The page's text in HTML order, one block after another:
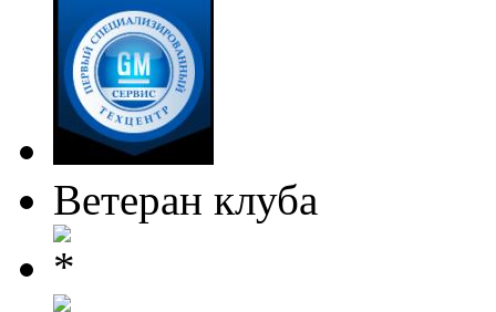
Ветеран клуба